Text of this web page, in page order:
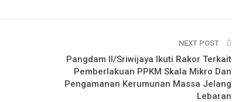
NEXT POST
Pangdam II/Sriwijaya Ikuti Rakor Terkait
Pemberlakuan PPKM Skala Mikro Dan
Pengamanan Kerumunan Massa Jelang
Lebaran